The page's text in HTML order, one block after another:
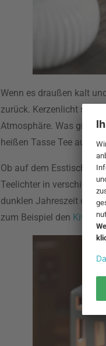
Wenn es draußen kalt
zurück. Kerzenlicht spielt
Atmosphäre. Was gibt
heißen Tasse Tee auf
Ob auf dem Esstisch,
Teelichter in
dunklen Jahreszeit
zum Beispiel den Kivi